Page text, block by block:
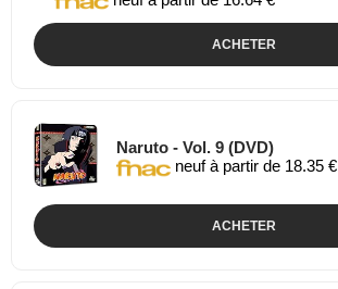
ACHETER
Naruto - Vol. 9 (DVD)
neuf à partir de 18.35 €
ACHETER